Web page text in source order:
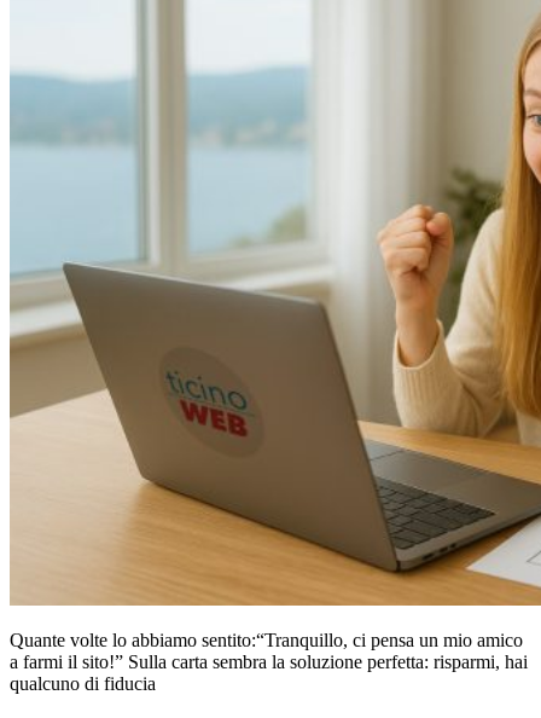
Quante volte lo abbiamo sentito:“Tranquillo, ci pensa un mio amico
a farmi il sito!” Sulla carta sembra la soluzione perfetta: risparmi, hai
qualcuno di fiducia